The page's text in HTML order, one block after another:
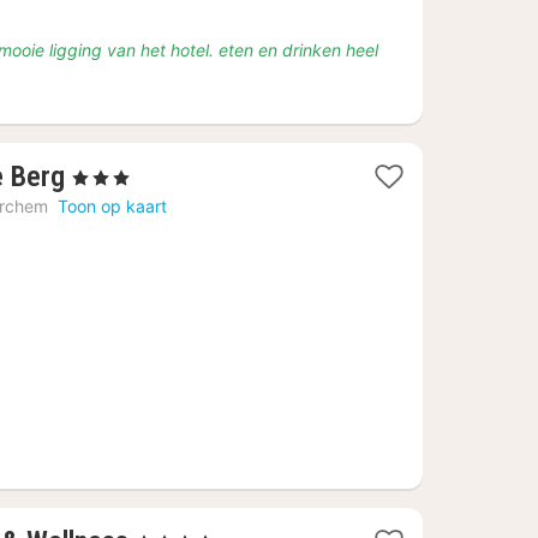
ligging van het hotel. eten en drinken heel
Berg 1
nacht
, 3 Sterren
Toon op kaart